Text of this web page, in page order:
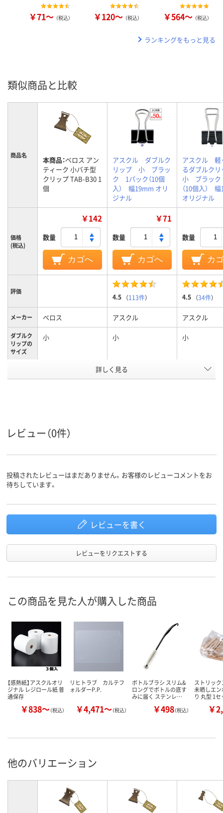
￥71～ （税込） ￥120～ （税込） ￥564～ （税込）
ランキングをもっと見る
類似商品と比較
商品名 本商品：ベロス アン
ティーク 小バチ型
クリップ TAB-B30 1
個
アスクル ダブルク
リップ 小 ブラッ
ク 1パック（10個
入） 幅19mm オリ
ジナル
アスクル 軽
るダブルク
小 ブラッ
（10個入）
オリジナル
価格
(税込)
￥142
数量
カゴへ
￥71
数量
カゴへ
数量
カ
評価
4.5 （113件） 4.5 （34件）
メーカー ベロス アスクル アスクル
ダブルク
リップの
サイズ
小 小 小
小
スコア
詳しく見る
レビュー（0件）
投稿されたレビューはまだありません。お客様のレビューコメントをお
待ちしています。
レビューを書く
レビューをリクエストする
この商品を見た人が購入した商品
【感熱紙】アスクルオリ
ジナル レジロール紙 普
通保存
￥838～（税込）
リヒトラブ カルテフ
ォルダーP.P.
￥4,471～（税込）
ボトルブラシ スリム&
ロングでボトルの底す
みに届く ステンレ…
￥498（税込）
ストリッ
未晒しエ
り 丸型 1
￥
他のバリエーション